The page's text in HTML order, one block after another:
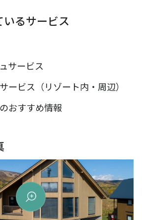
るサービス
サービス
ービス（リゾート内・周辺）
おすすめ情報